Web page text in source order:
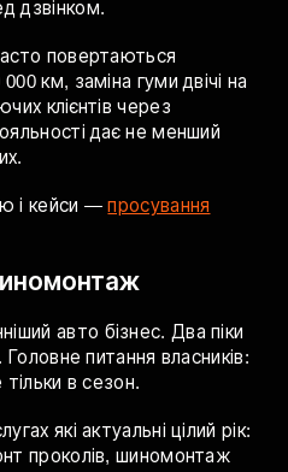
готова платити за її
30–40% всіх звернень.
критично важливі — клієнти
дзвінком.
повертаються
км, заміна гуми двічі на
клієнтів через
дає не менший
і кейси —просування